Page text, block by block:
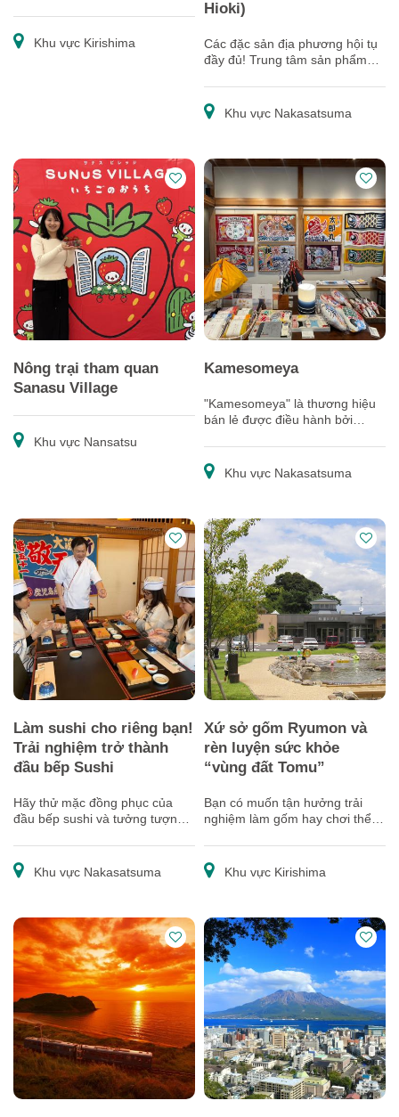
Khu vực Kirishima
Hioki)
Các đặc sản địa phương hội tụ
đầy đủ! Trung tâm sản phẩm
hưởng cả trải nghiệm hái dâu
tây
Khu vực Nakasatsuma
Nông trại tham quan
Sanasu Village
Khu vực Nansatsu
Kamesomeya
"Kamesomeya" là thương hiệu
bán lẻ được điều hành bởi
một cửa hàng nhuộm thành lập
từ năm 1869.
Khu vực Nakasatsuma
Làm sushi cho riêng bạn!
Trải nghiệm trở thành
đầu bếp Sushi
Hãy thử mặc đồng phục của
đầu bếp sushi và tưởng tượng
hưởng cảm giác khi một đầu
bếp kỳ cựu chỉ cho bạn cách
làm sushi.
Khu vực Nakasatsuma
Xứ sở gốm Ryumon và
rèn luyện sức khỏe
“vùng đất Tomu”
Bạn có muốn tận hưởng trải
nghiệm làm gốm hay chơi thể
Khu vực Kirishima